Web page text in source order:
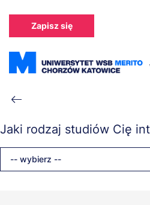
treści
Zapisz się
Ścieżka
nawigacyjna
Jaki rodzaj studiów Cię
-- wybierz --